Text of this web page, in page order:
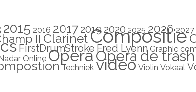
2015 2016 2017 2019 2020 2025 2026 2027
II ClarinetCompositie
FirstDrumStroke Fred Lyenn Graphic
Online OperaOpera de trash
Techniek video Violin Vokaal